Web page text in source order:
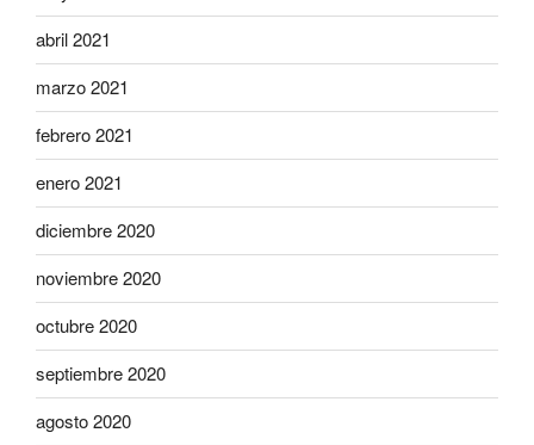
abril 2021
marzo 2021
febrero 2021
enero 2021
diciembre 2020
noviembre 2020
octubre 2020
septiembre 2020
agosto 2020